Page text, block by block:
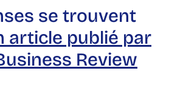
se trouvent
article publié par
Review